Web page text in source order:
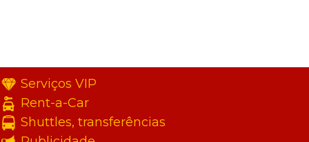
Serviços VIP
Rent-a-Car
Shuttles, transferências